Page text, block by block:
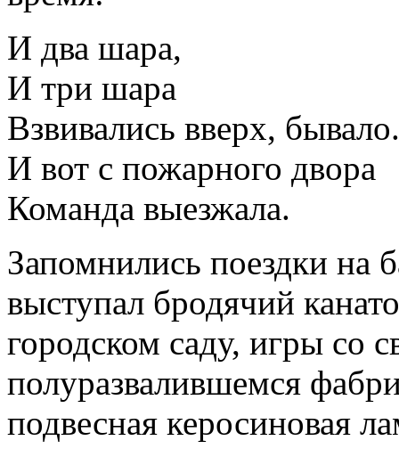
И два шара,
И три шара
Взвивались вверх, бывало.
И вот с пожарного двора
Команда выезжала.
Запомнились поездки на
выступал бродячий
городском саду, игры со
полуразвалившемся
подвесная керосиновая